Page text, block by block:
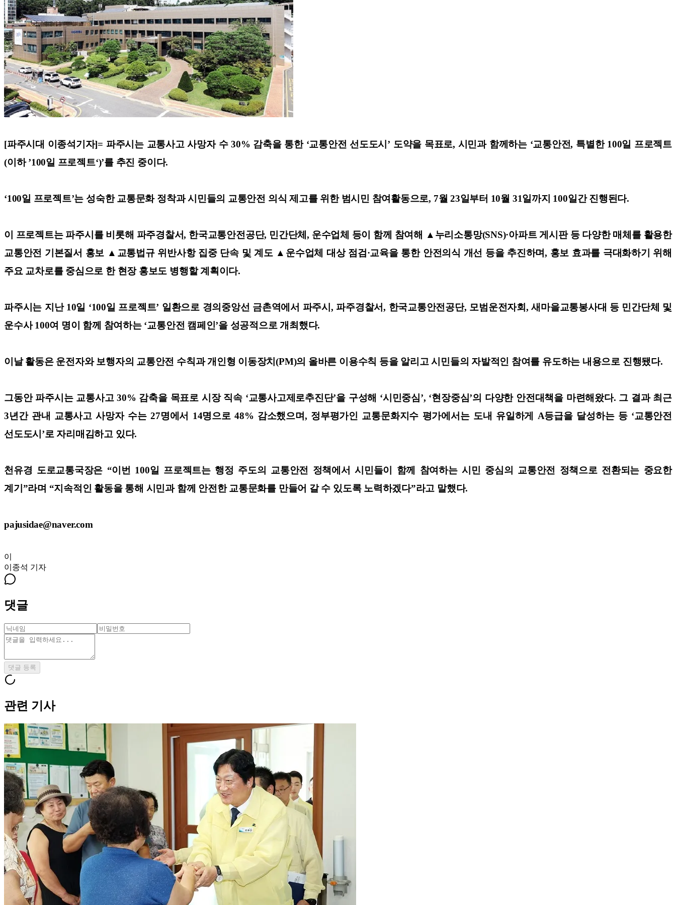
[파주시대 이종석기자]= 파주시는 교통사고 사망자 수 30% 감축을 통한 ‘교통안전 선도도시’ 도약을 목표로, 시민과 함께하는 ‘교통안전, 특별한 100일 프로젝트
(이하 ’100일 프로젝트‘)’를 추진 중이다.
‘100일 프로젝트’는 성숙한 교통문화 정착과 시민들의 교통안전 의식 제고를 위한 범시민 참여활동으로, 7월 23일부터 10월 31일까지 100일간 진행된다.
이 프로젝트는 파주시를 비롯해 파주경찰서, 한국교통안전공단, 민간단체, 운수업체 등이 함께 참여해 ▲누리소통망(SNS)·아파트 게시판 등 다양한 매체를 활용한
교통안전 기본질서 홍보 ▲교통법규 위반사항 집중 단속 및 계도 ▲운수업체 대상 점검·교육을 통한 안전의식 개선 등을 추진하며, 홍보 효과를 극대화하기 위해
주요 교차로를 중심으로 한 현장 홍보도 병행할 계획이다.
파주시는 지난 10일 ‘100일 프로젝트’ 일환으로 경의중앙선 금촌역에서 파주시, 파주경찰서, 한국교통안전공단, 모범운전자회, 새마을교통봉사대 등 민간단체 및
운수사 100여 명이 함께 참여하는 ‘교통안전 캠페인’을 성공적으로 개최했다.
이날 활동은 운전자와 보행자의 교통안전 수칙과 개인형 이동장치(PM)의 올바른 이용수칙 등을 알리고 시민들의 자발적인 참여를 유도하는 내용으로 진행됐다.
그동안 파주시는 교통사고 30% 감축을 목표로 시장 직속 ‘교통사고제로추진단’을 구성해 ‘시민중심’, ‘현장중심’의 다양한 안전대책을 마련해왔다. 그 결과 최근
3년간 관내 교통사고 사망자 수는 27명에서 14명으로 48% 감소했으며, 정부평가인 교통문화지수 평가에서는 도내 유일하게 A등급을 달성하는 등 ‘교통안전
선도도시’로 자리매김하고 있다.
천유경 도로교통국장은 “이번 100일 프로젝트는 행정 주도의 교통안전 정책에서 시민들이 함께 참여하는 시민 중심의 교통안전 정책으로 전환되는 중요한
계기”라며 “지속적인 활동을 통해 시민과 함께 안전한 교통문화를 만들어 갈 수 있도록 노력하겠다”라고 말했다.
pajusidae@naver.com
이
이종석 기자
댓글
댓글 등록
관련 기사